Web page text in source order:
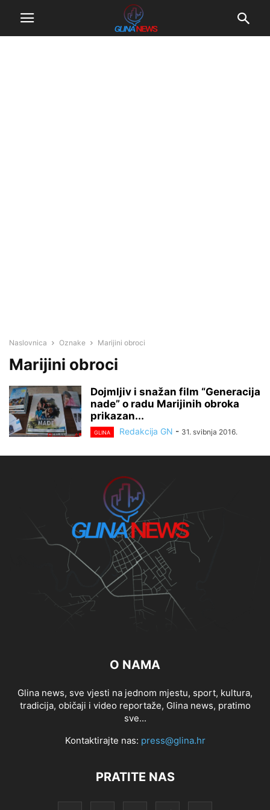
Naslovnica Oznake Marijini obroci
Marijini obroci
Dojmljiv i snažan film “Generacija
nade” o radu Marijinih obroka
prikazan...
GLINA Redakcija GN - 31. svibnja 2016.
O NAMA
Glina news, sve vjesti na jednom mjestu, sport, kultura,
tradicija, običaji i video reportaže, Glina news, pratimo
sve...
Kontaktirajte nas: press@glina.hr
PRATITE NAS